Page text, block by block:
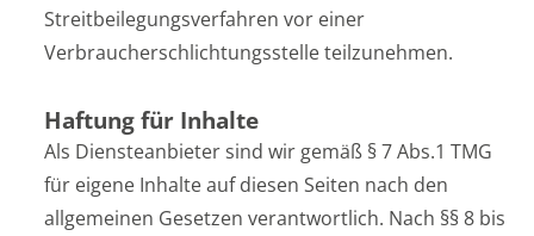
Streitbeilegungsverfahren vor einer
Verbraucherschlichtungsstelle teilzunehmen.
Haftung für Inhalte
Als Diensteanbieter sind wir gemäß § 7 Abs.1 TMG
für eigene Inhalte auf diesen Seiten nach den
allgemeinen Gesetzen verantwortlich. Nach §§ 8 bis